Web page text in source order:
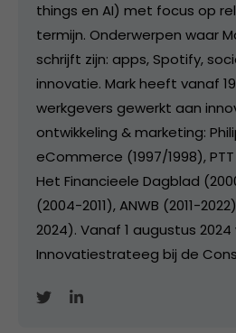
things en AI) met focus op
termijn. Onderwerpen waar
schrijft zijn: apps, Spotify,
innovatie. Mark heeft vanaf
werkgevers gewerkt aan
ontwikkeling & marketing:
eCommerce (1997/1998),
Het Financieele Dagblad
(2004-2011), ANWB (2011-
2024). Vanaf 1 augustus 2024
Innovatiestrateeg bij de